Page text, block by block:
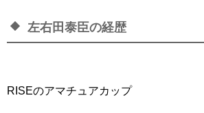
左右田泰臣の経歴
RISEのアマチュアカップ